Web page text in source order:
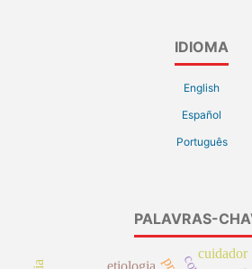
IDIOMA
English
Español
Português
PALAVRAS-
etiologia
cuidador